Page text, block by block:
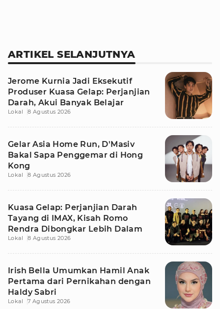
ARTIKEL SELANJUTNYA
Jerome Kurnia Jadi Eksekutif
Produser Kuasa Gelap: Perjanjian
Darah, Akui Banyak Belajar
Lokal 8 Agustus 2026
Gelar Asia Home Run, D'Masiv
Bakal Sapa Penggemar di Hong
Kong
Lokal 8 Agustus 2026
Kuasa Gelap: Perjanjian Darah
Tayang di IMAX, Kisah Romo
Rendra Dibongkar Lebih Dalam
Lokal 8 Agustus 2026
Irish Bella Umumkan Hamil Anak
Pertama dari Pernikahan dengan
Haldy Sabri
Lokal 7 Agustus 2026